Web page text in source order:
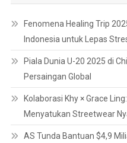
Fenomena Healing Trip
Indonesia untuk Lepas
Piala Dunia U-20 2025 di
Persaingan Global
Kolaborasi Khy × Grace
Menyatukan Streetwear
AS Tunda Bantuan $4,9